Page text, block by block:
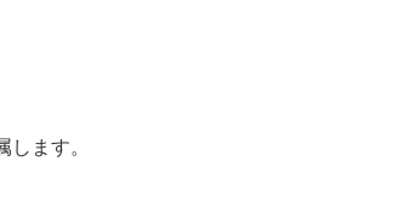
ます。